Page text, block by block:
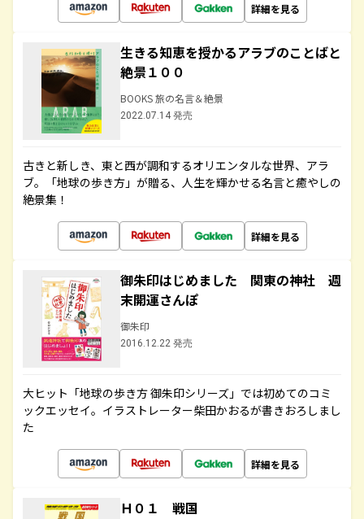
詳細を見る
生きる知恵を授かるアラブのことばと
絶景１００
BOOKS 旅の名言＆絶景
2022.07.14 発売
古きと新しき、東と西が調和するオリエンタルな世界、アラ
ブ。「地球の歩き方」が贈る、人生を輝かせる名言と癒やしの
絶景集！
詳細を見る
御朱印はじめました 関東の神社 週
末開運さんぽ
御朱印
2016.12.22 発売
大ヒット「地球の歩き方 御朱印シリーズ」では初めてのコミ
ックエッセイ。イラストレーター柴田かおるが書きおろしまし
た
詳細を見る
Ｈ０１ 戦国